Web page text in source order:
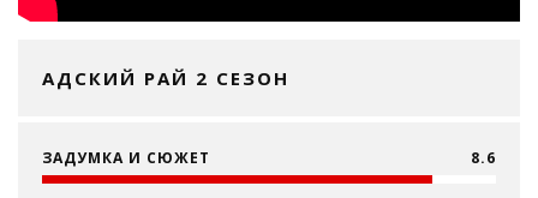
АДСКИЙ РАЙ 2 СЕЗОН
ЗАДУМКА И СЮЖЕТ 8.6